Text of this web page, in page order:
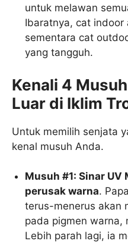
untuk melawan
Ibaratnya, cat indoor
sementara cat
yang tangguh.
Kenali 4
Luar di Iklim
Untuk memilih senjata
kenal musuh Anda.
Musuh #1: Sinar UV
perusak warna.
terus-menerus akan
pada pigmen warna,
Lebih parah lagi, ia